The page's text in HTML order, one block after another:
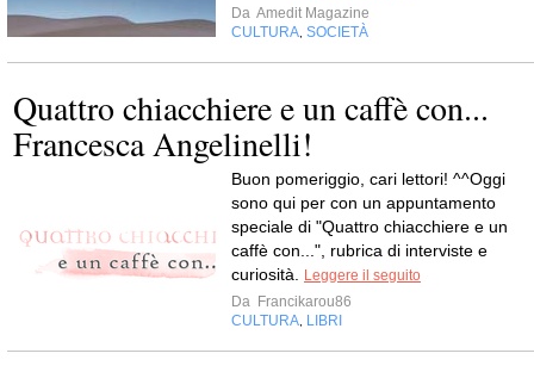
Da Amedit Magazine
CULTURA SOCIETÀ
Quattro chiacchiere e un caffè con...
Francesca Angelinelli!
Buon pomeriggio, cari lettori! ^^Oggi
sono qui per con un appuntamento
speciale di "Quattro chiacchiere e un
caffè con...", rubrica di interviste e
curiosità.
Leggere il seguito
Da Francikarou86
CULTURA LIBRI